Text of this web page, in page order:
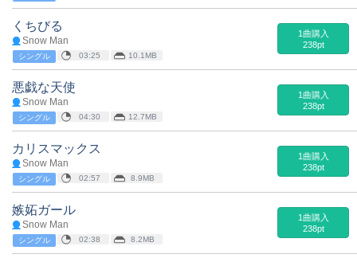
くちびる
Snow Man
シングル 03:25 10.1MB
1曲購入
238pt
悪戯な天使
Snow Man
シングル 04:30 12.7MB
1曲購入
238pt
カリスマックス
Snow Man
シングル 02:57 8.9MB
1曲購入
238pt
嫉妬ガール
Snow Man
シングル 02:38 8.2MB
1曲購入
238pt